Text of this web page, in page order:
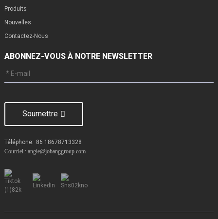
Produits
Nouvelles
Contactez-Nous
ABONNEZ-VOUS À NOTRE NEWSLETTER
Soumettre
Téléphone: 86 18678713328
Courriel : angie@jobanggroup.com